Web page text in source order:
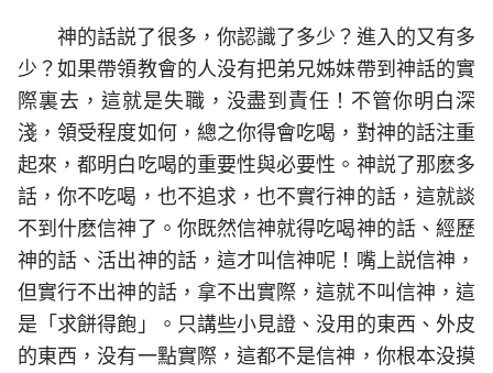
神的話説了很多，你認識了多少？進入的又有多
少？如果帶領教會的人没有把弟兄姊妹帶到神話的實
際裏去，這就是失職，没盡到責任！不管你明白深
淺，領受程度如何，總之你得會吃喝，對神的話注重
起來，都明白吃喝的重要性與必要性。神説了那麽多
話，你不吃喝，也不追求，也不實行神的話，這就談
不到什麽信神了。你既然信神就得吃喝神的話、經歷
神的話、活出神的話，這才叫信神呢！嘴上説信神，
但實行不出神的話，拿不出實際，這就不叫信神，這
是「求餅得飽」。只講些小見證、没用的東西、外皮
的東西，没有一點實際，這都不是信神，你根本没摸